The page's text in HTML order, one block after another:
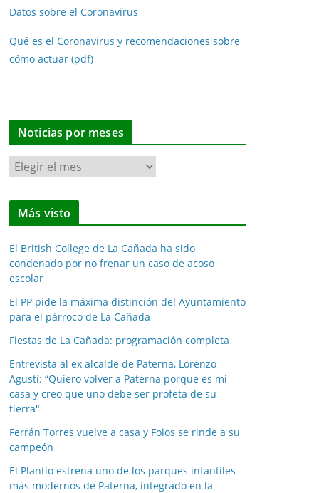
Datos sobre el Coronavirus
Qué es el Coronavirus y recomendaciones sobre
cómo actuar (pdf)
Noticias por meses
N
o
t
i
a
p
o
r
m
e
s
e
s
Más visto
El British College de La Cañada ha sido
condenado por no frenar un caso de acoso
escolar
El PP pide la máxima distinción del Ayuntamiento
para el párroco de La Cañada
Fiestas de La Cañada: programación completa
Entrevista al ex alcalde de Paterna, Lorenzo
Agustí: “Quiero volver a Paterna porque es mi
casa y creo que uno debe ser profeta de su
tierra"
Ferrán Torres vuelve a casa y Foios se rinde a su
campeón
El Plantío estrena uno de los parques infantiles
más modernos de Paterna, integrado en la